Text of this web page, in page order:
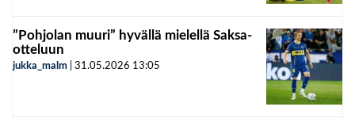
”Pohjolan muuri” hyvällä mielellä Saksa-
otteluun
jukka_malm 31.05.2026 13:05